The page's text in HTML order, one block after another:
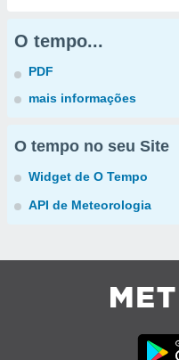
O tempo...
PDF
mais informações
O tempo no seu Site
Widget de O Tempo
API de Meteorologia